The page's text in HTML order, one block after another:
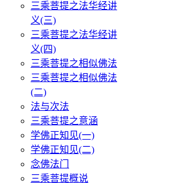
三乘菩提之法华经讲
义(三)
三乘菩提之法华经讲
义(四)
三乘菩提之相似佛法
三乘菩提之相似佛法
(二)
法与次法
三乘菩提之意涵
学佛正知见(一)
学佛正知见(二)
念佛法门
三乘菩提概说